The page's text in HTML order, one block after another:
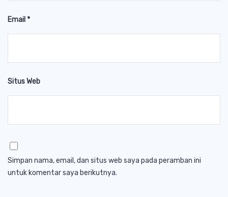
Email *
Situs Web
Simpan nama, email, dan situs web saya pada peramban ini
untuk komentar saya berikutnya.